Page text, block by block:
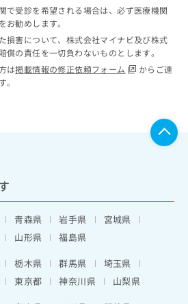
で受診を希望される場合は、必ず医療機関
お勧めします。
損害について、株式会社マイナビ及び株式
償の責任を一切負わないものとします。
は掲載情報の修正依頼フォーム
からご連
青森県 岩手県
宮城県
山形県
福島県
栃木県 群馬県
埼玉県
東京都 神奈川県
山梨県